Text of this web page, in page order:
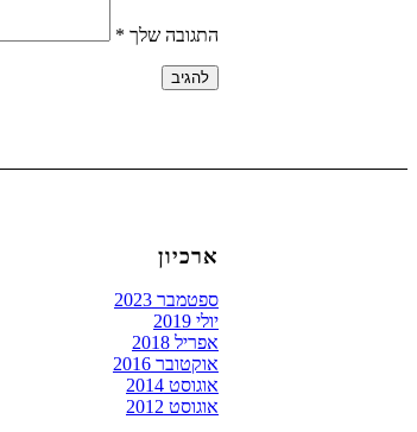
התגובה שלך *
ארכיון
ספטמבר 2023
יולי 2019
אפריל 2018
אוקטובר 2016
אוגוסט 2014
אוגוסט 2012